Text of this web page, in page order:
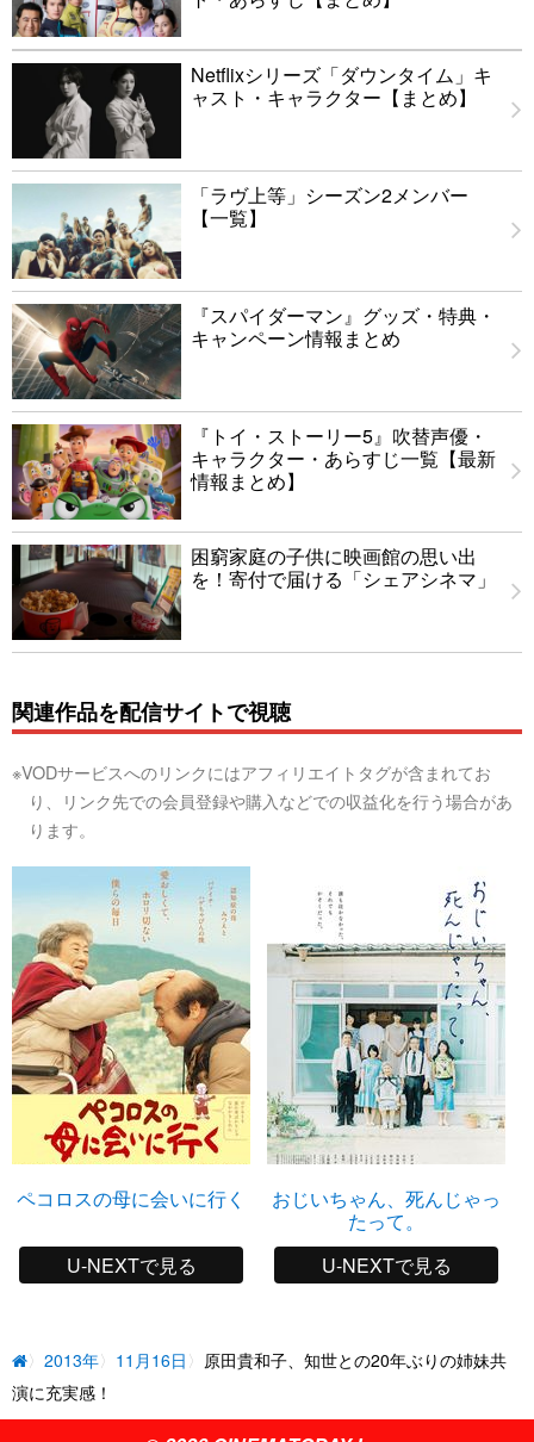
Netflixシリーズ「ダウンタイム」キ
ャスト・キャラクター【まとめ】
「ラヴ上等」シーズン2メンバー
【一覧】
『スパイダーマン』グッズ・特典・
キャンペーン情報まとめ
『トイ・ストーリー5』吹替声優・
キャラクター・あらすじ一覧【最新
情報まとめ】
困窮家庭の子供に映画館の思い出
を！寄付で届ける「シェアシネマ」
関連作品を配信サイトで視聴
※VODサービスへのリンクにはアフィリエイトタグが含まれてお
り、リンク先での会員登録や購入などでの収益化を行う場合があ
ります。
ペコロスの母に会いに行く
U-NEXTで見る
おじいちゃん、死んじゃっ
たって。
U-NEXTで見る
2013年 11月16日
原田貴和子、知世との20年ぶりの姉妹共
演に充実感！